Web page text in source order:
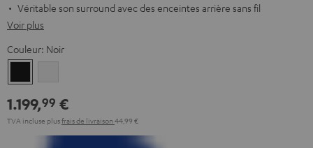
Véritable son surround avec des enceintes arrière sans fil
Voir plus
Couleur: Noir
1.199,99 €
TVA incluse plusfrais de livraison 44,99 €